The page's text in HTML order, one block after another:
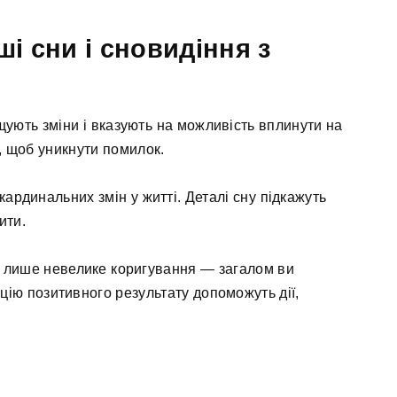
сни і сновидіння з
зміни і вказують на можливість вплинути на
щоб уникнути помилок.
змін у житті. Деталі сну підкажуть
невелике коригування — загалом ви
позитивного результату допоможуть дії,